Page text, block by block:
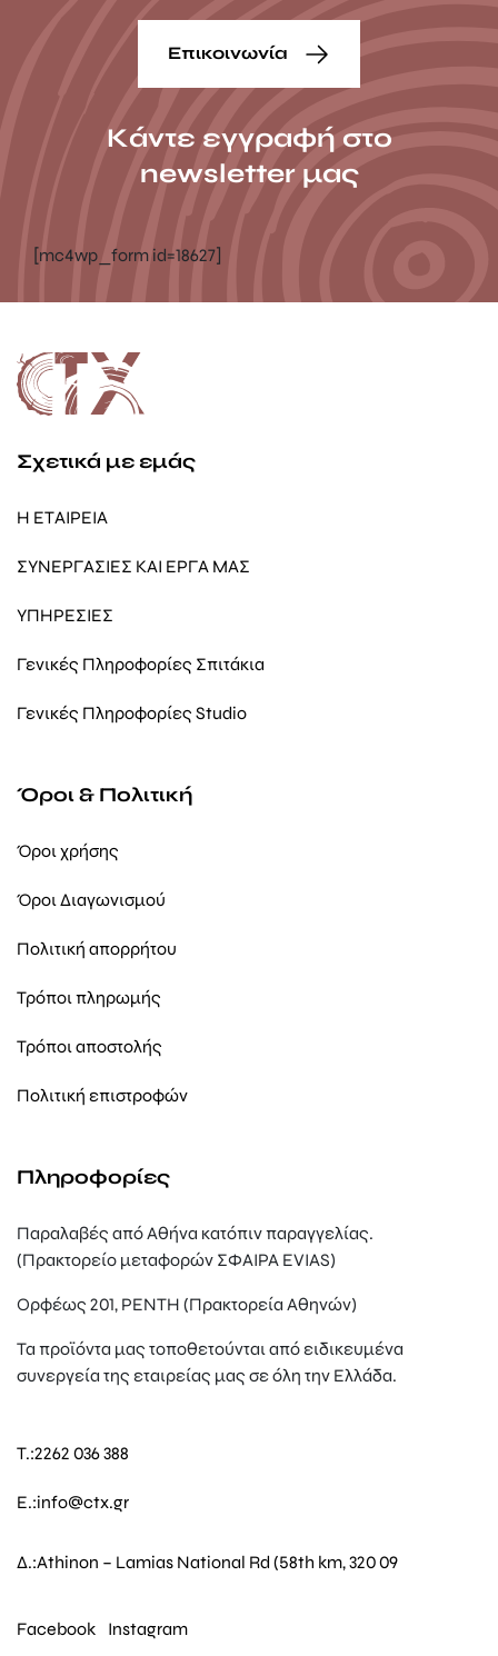
Επικοινωνία
Κάντε εγγραφή στο
newsletter μας
[mc4wp_form id=18627]
Σχετικά με εμάς
Η ΕΤΑΙΡΕΙΑ
ΣΥΝΕΡΓΑΣΙΕΣ ΚΑΙ ΕΡΓΑ ΜΑΣ
ΥΠΗΡΕΣΙΕΣ
Γενικές Πληροφορίες Σπιτάκια
Γενικές Πληροφορίες Studio
Όροι & Πολιτική
Όροι χρήσης
Όροι Διαγωνισμού
Πολιτική απορρήτου
Τρόποι πληρωμής
Τρόποι αποστολής
Πολιτική επιστροφών
Πληροφορίες
Παραλαβές από Αθήνα κατόπιν παραγγελίας.
(Πρακτορείο μεταφορών ΣΦΑΙΡΑ EVIAS)
Ορφέως 201, ΡΕΝΤΗ (Πρακτορεία Αθηνών)
Τα προϊόντα μας τοποθετούνται από ειδικευμένα
συνεργεία της εταιρείας μας σε όλη την Ελλάδα.
T.:2262 036 388
E.:info@ctx.gr
Δ.:Athinon – Lamias National Rd (58th km, 320 09
Facebook Instagram